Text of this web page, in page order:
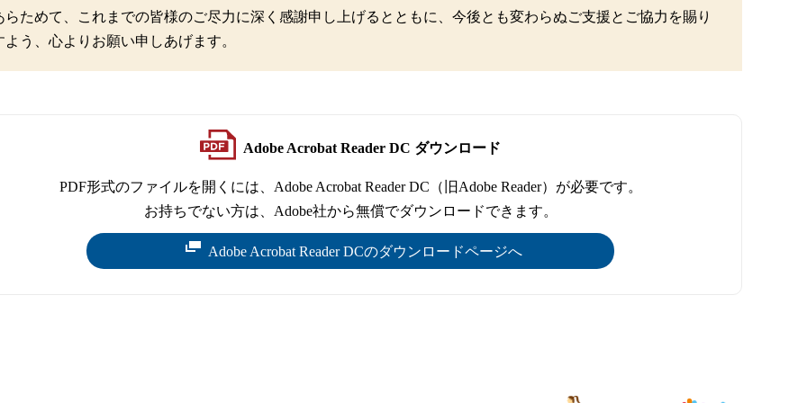
らためて、これまでの皆様のご尽力に深く感謝申し上げるとともに、今後とも変わらぬご支援とご協力を賜り
よう、心よりお願い申しあげます。
Adobe Acrobat Reader DC ダウンロード
PDF形式のファイルを開くには、Adobe Acrobat Reader DC（旧Adobe Reader）が必要です。
お持ちでない方は、Adobe社から無償でダウンロードできます。
Adobe Acrobat Reader DCのダウンロードページへ